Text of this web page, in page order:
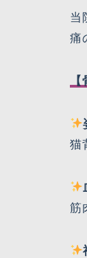
当
痛
猫
筋